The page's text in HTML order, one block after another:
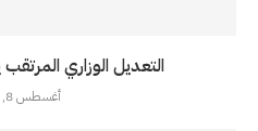
التعديل الوزاري
أغسطس 8, 2026